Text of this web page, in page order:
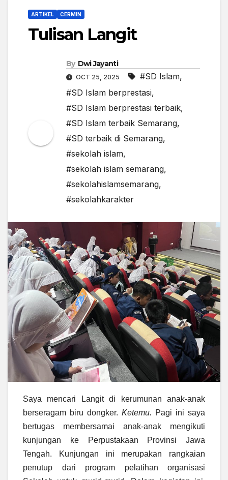
ARTIKEL CERMIN
Tulisan Langit
By Dwi Jayanti
OCT 25, 2025 #SD Islam,
#SD Islam berprestasi,
#SD Islam berprestasi terbaik,
#SD Islam terbaik Semarang,
#SD terbaik di Semarang,
#sekolah islam,
#sekolah islam semarang,
#sekolahislamsemarang,
#sekolahkarakter
Saya mencari Langit di kerumunan anak-anak
berseragam biru dongker. Ketemu. Pagi ini saya
bertugas membersamai anak-anak mengikuti
kunjungan ke Perpustakaan Provinsi Jawa
Tengah. Kunjungan ini merupakan rangkaian
penutup dari program pelatihan organisasi